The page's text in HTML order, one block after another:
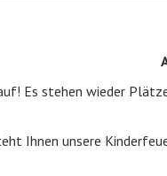
Es stehen wieder
Ihnen unsere